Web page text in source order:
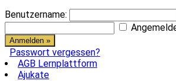
Benutzername:
Passwort vergessen?
AGB Lernplattform
Ajukate